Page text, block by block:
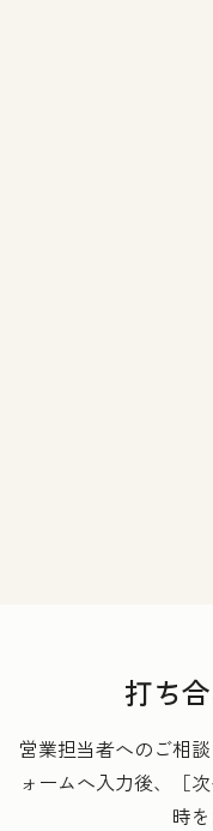
打ち
営業担当者へのご相
ォームへ入力後、［
時